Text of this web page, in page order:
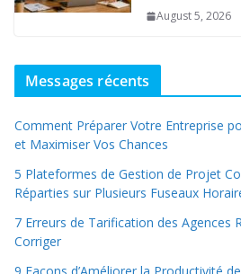
August 5, 2026
Messages récents
Comment Préparer Votre Entreprise
et Maximiser Vos Chances
5 Plateformes de Gestion de Projet
Réparties sur Plusieurs Fuseaux
7 Erreurs de Tarification des Agences
Corriger